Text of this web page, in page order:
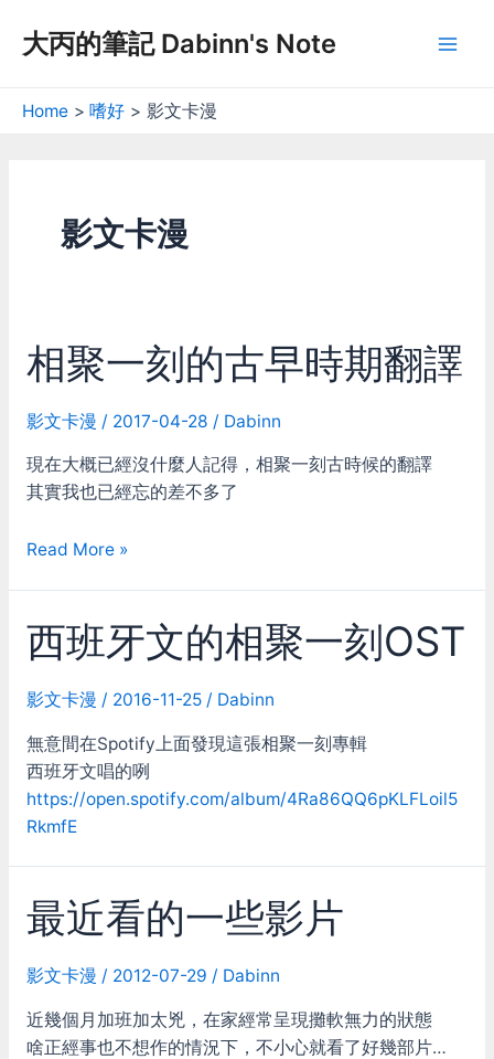
大丙的筆記 Dabinn's Note
Home 嗜好 影文卡漫
影文卡漫
相聚一刻的古早時期翻譯
影文卡漫 / 2017-04-28 / Dabinn
現在大概已經沒什麼人記得，相聚一刻古時候的翻譯
其實我也已經忘的差不多了
相
刻
的
古
早
時
期
翻
譯
Read More »
西班牙文的相聚一刻OST
影文卡漫 / 2016-11-25 / Dabinn
無意間在Spotify上面發現這張相聚一刻專輯
西班牙文唱的咧
https://open.spotify.com/album/4Ra86QQ6pKLFLoil5
RkmfE
最近看的一些影片
影文卡漫 / 2012-07-29 / Dabinn
近幾個月加班加太兇，在家經常呈現攤軟無力的狀態
啥正經事也不想作的情況下，不小心就看了好幾部片…